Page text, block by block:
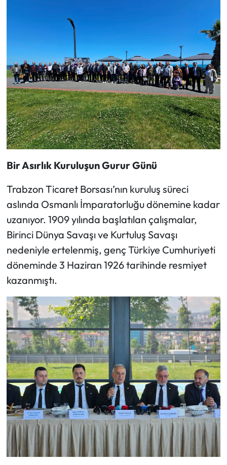
Bir Asırlık Kuruluşun Gurur Günü
Trabzon Ticaret Borsası’nın kuruluş süreci
aslında Osmanlı İmparatorluğu dönemine kadar
uzanıyor. 1909 yılında başlatılan çalışmalar,
Birinci Dünya Savaşı ve Kurtuluş Savaşı
nedeniyle ertelenmiş, genç Türkiye Cumhuriyeti
döneminde 3 Haziran 1926 tarihinde resmiyet
kazanmıştı.